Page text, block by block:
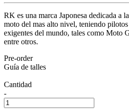
RK es una marca Japonesa dedicada a
moto del mas alto nivel, teniendo
exigentes del mundo, tales como Moto
entre otros.
Pre-order
Guía de talles
Cantidad
-